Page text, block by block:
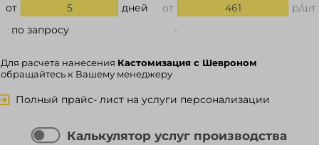
от 5 дней от 461
р/шт
по запросу
-
Для расчета нанесения Кастомизация с Шевроном
обращайтесь к Вашему менеджеру
Полный прайс- лист на услуги персонализации
Калькулятор услуг производства